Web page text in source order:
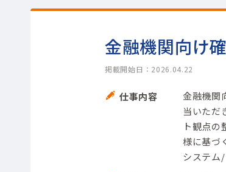
金融機関向け
掲載開始日：2026.04.22
仕事内容
金融機関
当いただ
ト観点
様に基づ
システム